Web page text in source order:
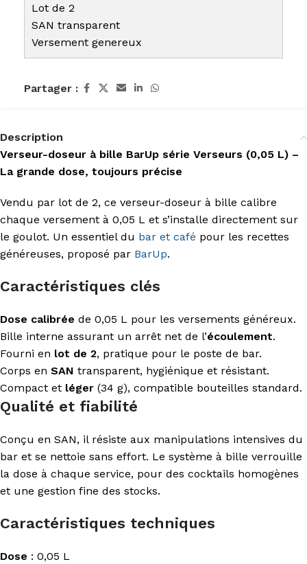
Lot de 2
SAN transparent
Versement genereux
Partager :
Description
Verseur-doseur à bille BarUp série Verseurs (0,05 L) –
La grande dose, toujours précise
Vendu par lot de 2, ce verseur-doseur à bille calibre
chaque versement à 0,05 L et s’installe directement sur
le goulot. Un essentiel du bar et café pour les recettes
généreuses, proposé par BarUp.
Caractéristiques clés
Dose calibrée de 0,05 L pour les versements généreux.
Bille interne assurant un arrêt net de l’écoulement.
Fourni en lot de 2, pratique pour le poste de bar.
Corps en SAN transparent, hygiénique et résistant.
Compact et léger (34 g), compatible bouteilles standard.
Qualité et fiabilité
Conçu en SAN, il résiste aux manipulations intensives du
bar et se nettoie sans effort. Le système à bille verrouille
la dose à chaque service, pour des cocktails homogènes
et une gestion fine des stocks.
Caractéristiques techniques
Dose : 0,05 L